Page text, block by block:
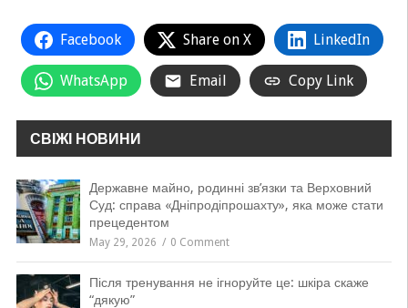
Facebook Share on X LinkedIn
WhatsApp Email Copy Link
СВІЖІ НОВИНИ
Державне майно, родинні зв’язки та Верховний
Суд: справа «Дніпродіпрошахту», яка може стати
прецедентом
May 29, 2026 0 Comment
Після тренування не ігноруйте це: шкіра скаже
“дякую”